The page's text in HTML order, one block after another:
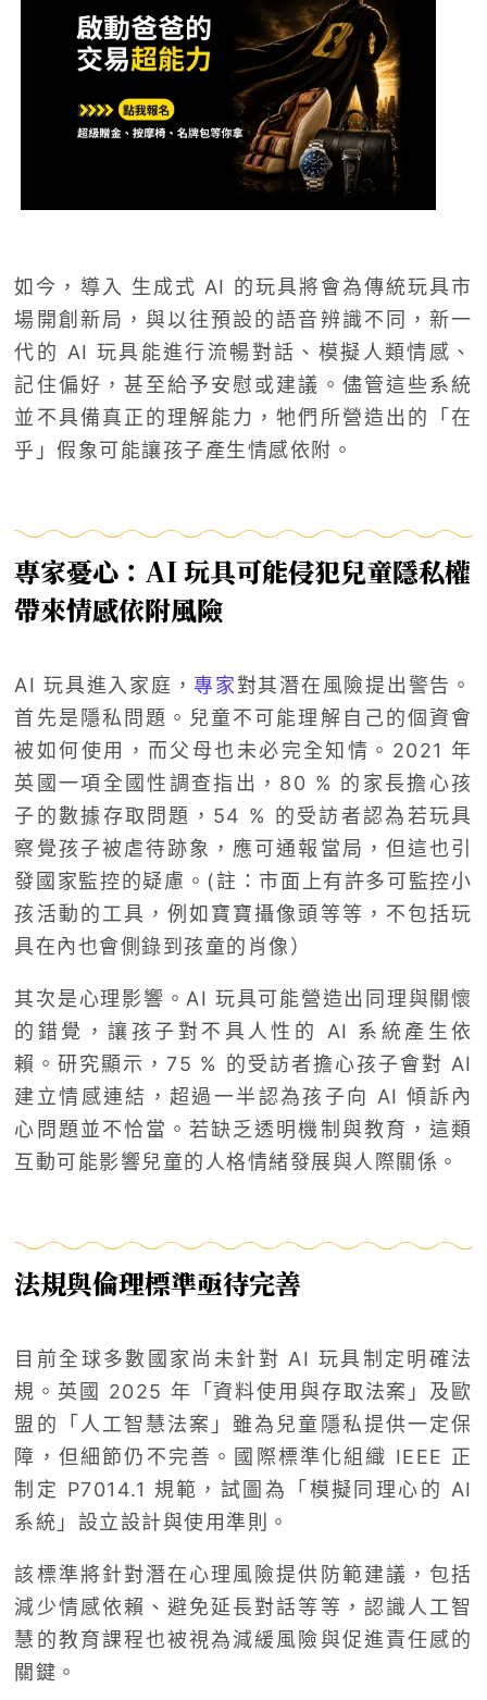
如今，導入 生成式 AI 的玩具將會為傳統玩具市
場開創新局，與以往預設的語音辨識不同，新一
代的 AI 玩具能進行流暢對話、模擬人類情感、
記住偏好，甚至給予安慰或建議。儘管這些系統
並不具備真正的理解能力，牠們所營造出的「在
乎」假象可能讓孩子產生情感依附。
專家憂心：AI 玩具可能侵犯兒童隱私權
帶來情感依附風險
AI 玩具進入家庭，專家對其潛在風險提出警告。
首先是隱私問題。兒童不可能理解自己的個資會
被如何使用，而父母也未必完全知情。2021 年
英國一項全國性調查指出，80 % 的家長擔心孩
子的數據存取問題，54 % 的受訪者認為若玩具
察覺孩子被虐待跡象，應可通報當局，但這也引
發國家監控的疑慮。(註：市面上有許多可監控小
孩活動的工具，例如寶寶攝像頭等等，不包括玩
具在內也會側錄到孩童的肖像）
其次是心理影響。AI 玩具可能營造出同理與關懷
的錯覺，讓孩子對不具人性的 AI 系統產生依
賴。研究顯示，75 % 的受訪者擔心孩子會對 AI
建立情感連結，超過一半認為孩子向 AI 傾訴內
心問題並不恰當。若缺乏透明機制與教育，這類
互動可能影響兒童的人格情緒發展與人際關係。
法規與倫理標準亟待完善
目前全球多數國家尚未針對 AI 玩具制定明確法
規。英國 2025 年「資料使用與存取法案」及歐
盟的「人工智慧法案」雖為兒童隱私提供一定保
障，但細節仍不完善。國際標準化組織 IEEE 正
制定 P7014.1 規範，試圖為「模擬同理心的 AI
系統」設立設計與使用準則。
該標準將針對潛在心理風險提供防範建議，包括
減少情感依賴、避免延長對話等等，認識人工智
慧的教育課程也被視為減緩風險與促進責任感的
關鍵。